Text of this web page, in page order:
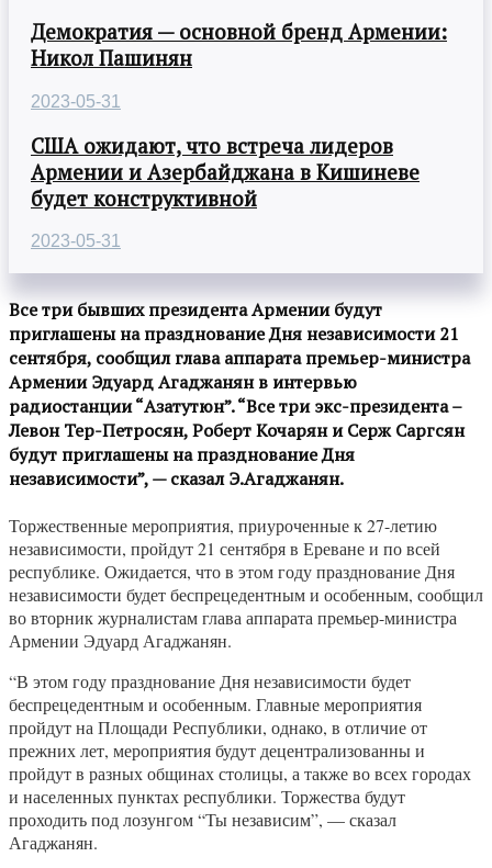
Демократия — основной бренд Армении:
Никол Пашинян
2023-05-31
США ожидают, что встреча лидеров
Армении и Азербайджана в Кишиневе
будет конструктивной
2023-05-31
Все три бывших президента Армении будут
приглашены на празднование Дня независимости 21
сентября, сообщил глава аппарата премьер-министра
Армении Эдуард Агаджанян в интервью
радиостанции “Азатутюн”. “Все три экс-президента –
Левон Тер-Петросян, Роберт Кочарян и Серж Саргсян
будут приглашены на празднование Дня
независимости”, — сказал Э.Агаджанян.
Торжественные мероприятия, приуроченные к 27-летию
независимости, пройдут 21 сентября в Ереване и по всей
республике. Ожидается, что в этом году празднование Дня
независимости будет беспрецедентным и особенным, сообщил
во вторник журналистам глава аппарата премьер-министра
Армении Эдуард Агаджанян.
“В этом году празднование Дня независимости будет
беспрецедентным и особенным. Главные мероприятия
пройдут на Площади Республики, однако, в отличие от
прежних лет, мероприятия будут децентрализованны и
пройдут в разных общинах столицы, а также во всех городах
и населенных пунктах республики. Торжества будут
проходить под лозунгом “Ты независим”, — сказал
Агаджанян.